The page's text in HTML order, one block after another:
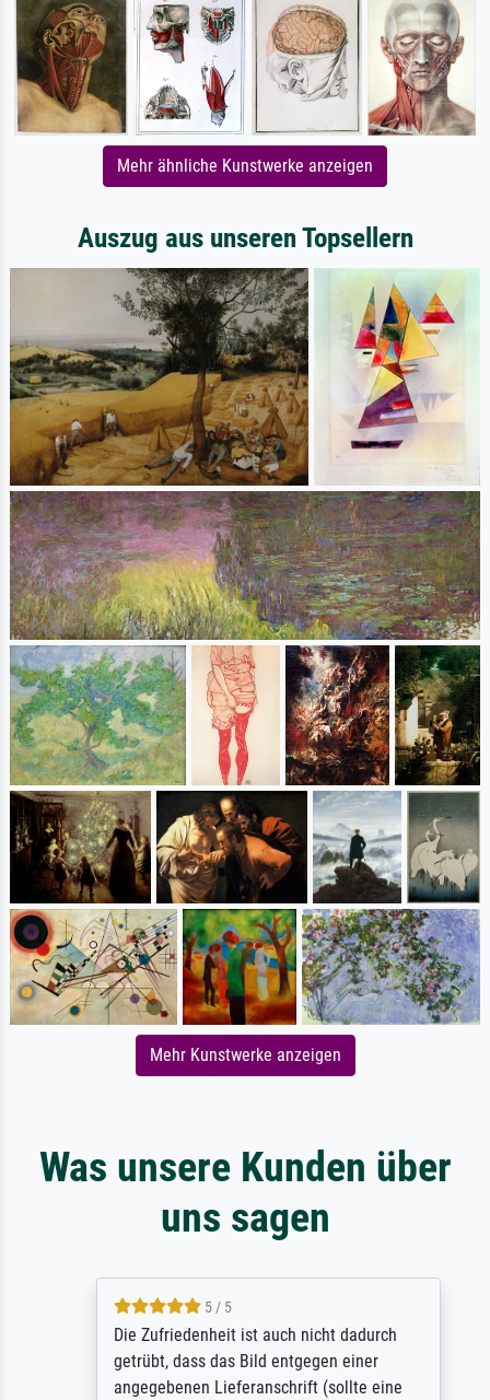
Mehr ähnliche Kunstwerke anzeigen
Auszug aus unseren Topsellern
Mehr Kunstwerke anzeigen
Was unsere Kunden über
uns sagen
5 / 5
Die Zufriedenheit ist auch nicht dadurch
getrübt, dass das Bild entgegen einer
angegebenen Lieferanschrift (sollte eine